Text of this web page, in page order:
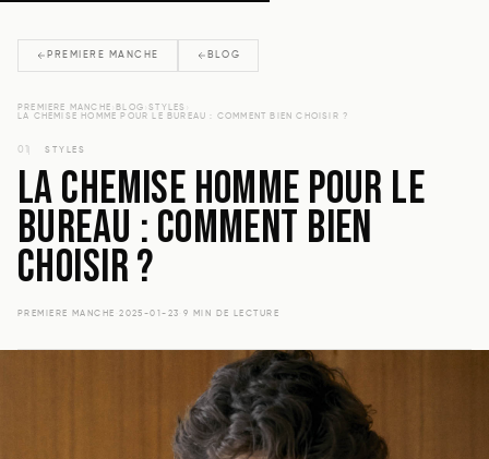
PREMIERE MANCHE BLOG
PREMIERE MANCHE ›BLOG ›STYLES
LA CHEMISE HOMME POUR LE BUREAU : COMMENT BIEN CHOISIR ?
01 STYLES
LA CHEMISE HOMME POUR LE
BUREAU : COMMENT BIEN
CHOISIR ?
PREMIERE MANCHE ·2025-01-23 9 MIN DE LECTURE